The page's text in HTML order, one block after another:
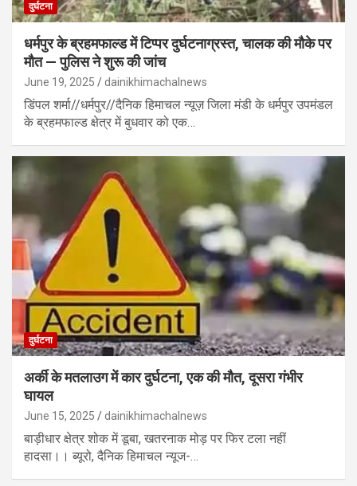
दुर्घटना
धर्मपुर के ब्रहमफाल्ड में टिप्पर दुर्घटनाग्रस्त, चालक की मौके पर
मौत — पुलिस ने शुरू की जांच
June 19, 2025 dainikhimachalnews
डिंपल शर्मा//धर्मपुर//दैनिक हिमाचल न्यूज़ जिला मंडी के धर्मपुर उपमंडल
के ब्रहमफाल्ड क्षेत्र में बुधवार को एक…
दुर्घटना
अर्की के मतलाउग में कार दुर्घटना, एक की मौत, दूसरा गंभीर
घायल
June 15, 2025 dainikhimachalnews
बाड़ीधार क्षेत्र शोक में डूबा, खतरनाक मोड़ पर फिर टला नहीं
हादसा।। ब्यूरो, दैनिक हिमाचल न्यूज-…